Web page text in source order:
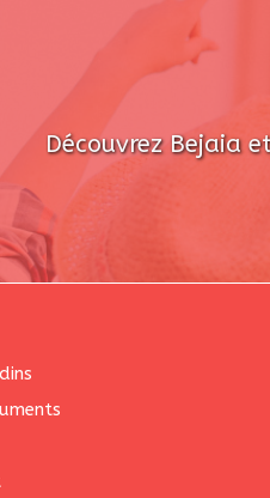
Découvrez Bejaia